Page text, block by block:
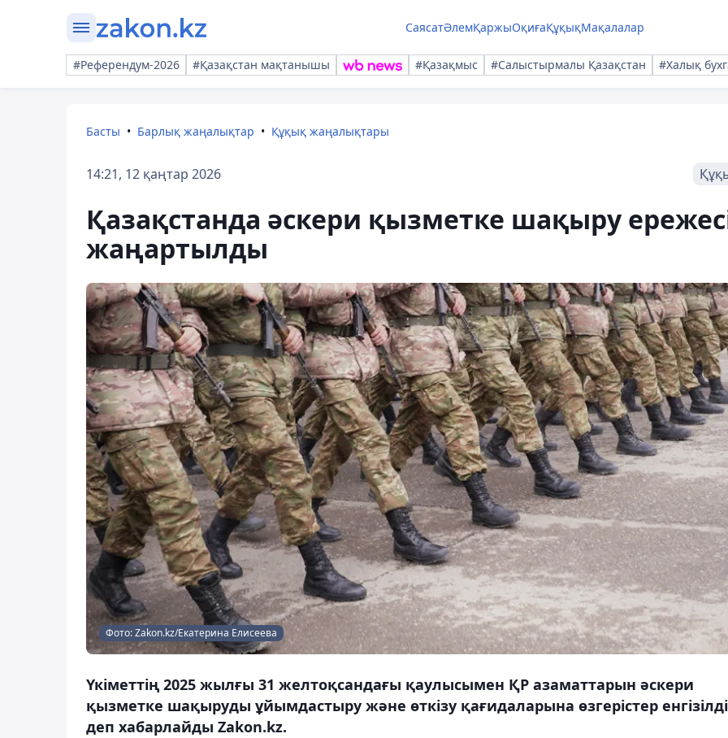
СаясатӘлемҚаржыОқиғаҚұқықМақалалар
#Референдум-2026 #Қазақстан мақтанышы #Қазақмыс #Салыстырмалы Қазақстан #Халық
Басты Барлық жаңалықтар Құқық жаңалықтары
14:21, 12 қаңтар 2026
Қазақстанда әскери қызметке шақыру
жаңартылды
Фото: Zakon.kz/Екатерина Елисеева
Үкіметтің 2025 жылғы 31 желтоқсандағы қаулысымен ҚР азаматтарын әскери
қызметке шақыруды ұйымдастыру және өткізу қағидаларына өзгерістер
деп хабарлайды Zakon.kz.